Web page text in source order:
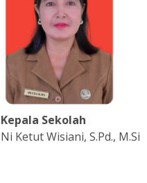
Kepala Sekolah
Ni Ketut Wisiani, S.Pd., M.Si